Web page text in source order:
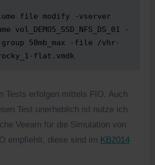
file modify -vserver
vol_DEMO5_SSD_NFS_DS_01 -
50mb_max -file /vhr-
flat.vmdk
Tests erfolgen mittels FIO. Auch
Test unerheblich ist nutze ich
Veeam für die Simulation von
empfiehlt, diese sind im KB2014